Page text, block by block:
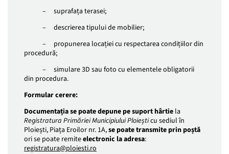
– suprafața terasei;
– descrierea tipului de mobilier;
– propunerea locației cu respectarea condițiilor din
procedură;
– simulare 3D sau foto cu elementele obligatorii
din procedura.
Formular cerere:
Documentația se poate depune pe suport hârtie la
Registratura Primăriei Municipiului Ploieșticu sediul în
Ploiești, Piața Eroilor nr. 1A,se poate transmite prin poștă
ori se poate remiteelectronic la adresa:
registratura@ploiesti.ro